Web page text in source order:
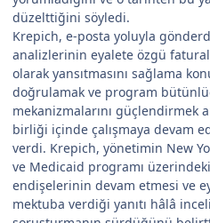
düzelttiğini söyledi.
Krepich, e-posta yoluyla
analizlerinin eyalete özgü
olarak yansıtmasını sağlama
doğrulamak ve program
mekanizmalarını güçlendirmek
birliği içinde çalışmaya devam
verdi. Krepich, yönetimin New
ve Medicaid programı
endişelerinin devam etmesi ve
mektuba verdiği yanıtı hâlâ